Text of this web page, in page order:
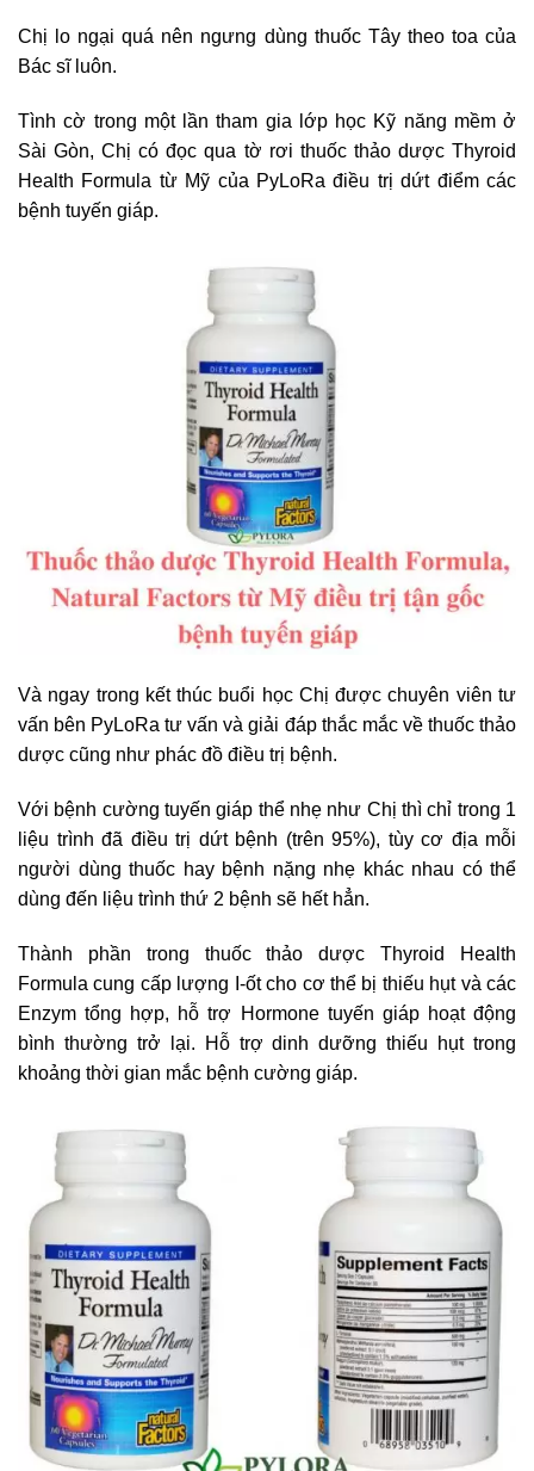
Chị lo ngại quá nên ngưng dùng thuốc Tây theo toa của
Bác sĩ luôn.
Tình cờ trong một lần tham gia lớp học Kỹ năng mềm ở
Sài Gòn, Chị có đọc qua tờ rơi thuốc thảo dược Thyroid
Health Formula từ Mỹ của PyLoRa điều trị dứt điểm các
bệnh tuyến giáp.
Và ngay trong kết thúc buổi học Chị được chuyên viên tư
vấn bên PyLoRa tư vấn và giải đáp thắc mắc về thuốc thảo
dược cũng như phác đồ điều trị bệnh.
Với bệnh cường tuyến giáp thể nhẹ như Chị thì chỉ trong 1
liệu trình đã điều trị dứt bệnh (trên 95%), tùy cơ địa mỗi
người dùng thuốc hay bệnh nặng nhẹ khác nhau có thể
dùng đến liệu trình thứ 2 bệnh sẽ hết hẳn.
Thành phần trong thuốc thảo dược Thyroid Health
Formula cung cấp lượng I-ốt cho cơ thể bị thiếu hụt và các
Enzym tổng hợp, hỗ trợ Hormone tuyến giáp hoạt động
bình thường trở lại. Hỗ trợ dinh dưỡng thiếu hụt trong
khoảng thời gian mắc bệnh cường giáp.